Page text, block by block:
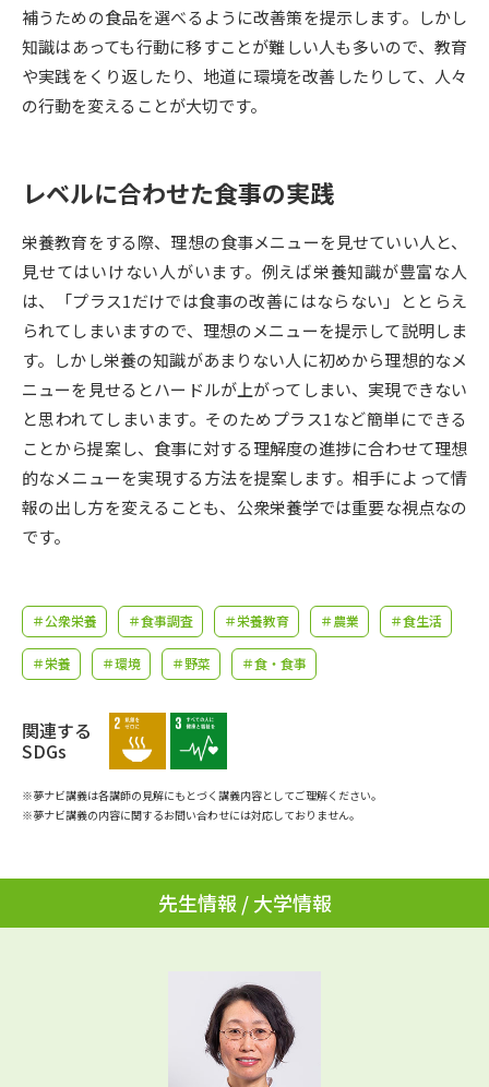
来場型・Web型イベント特集 夢ナビライブ
受験準備
志望校・出願校を調べる
併願校選び 受験スケジュールを立てよう
先輩が入学を決めた理由 テレメール全国一斉進学調査
新生活お役立ちガイド
学問発見 学問検索
大学で学びたい学問発見
学問のミニ講義「夢ナビ講義」 学問分野解説
学問の教科書 夢ナビライブ
ユーザーサポート
個人情報取扱規定
補うための食品を選べるように改善策を提示します。しかし
知識はあっても行動に移すことが難しい人も多いので、教育
や実践をくり返したり、地道に環境を改善したりして、人々
の行動を変えることが大切です。
レベルに合わせた食事の実践
栄養教育をする際、理想の食事メニューを見せていい人と、
見せてはいけない人がいます。例えば栄養知識が豊富な人
は、「プラス1だけでは食事の改善にはならない」ととらえ
られてしまいますので、理想のメニューを提示して説明しま
す。しかし栄養の知識があまりない人に初めから理想的なメ
ニューを見せるとハードルが上がってしまい、実現できない
と思われてしまいます。そのためプラス1など簡単にできる
ことから提案し、食事に対する理解度の進捗に合わせて理想
的なメニューを実現する方法を提案します。相手によって情
報の出し方を変えることも、公衆栄養学では重要な視点なの
です。
＃公衆栄養 ＃食事調査 ＃栄養教育 ＃農業 ＃食生活
＃栄養 ＃環境 ＃野菜 ＃食・食事
関連する
SDGs
※夢ナビ講義は各講師の見解にもとづく講義内容としてご理解ください。
※夢ナビ講義の内容に関するお問い合わせには対応しておりません。
先生情報 / 大学情報